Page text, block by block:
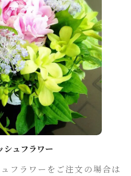
シュフラワー
フラワーをご注文の場合は